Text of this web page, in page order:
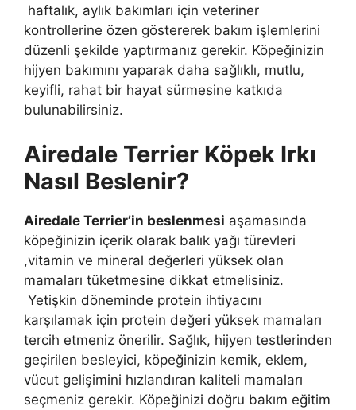
haftalık, aylık bakımları için veteriner
kontrollerine özen göstererek bakım işlemlerini
düzenli şekilde yaptırmanız gerekir. Köpeğinizin
hijyen bakımını yaparak daha sağlıklı, mutlu,
keyifli, rahat bir hayat sürmesine katkıda
bulunabilirsiniz.
Airedale Terrier Köpek Irkı
Nasıl Beslenir?
Airedale Terrier’in beslenmesi aşamasında
köpeğinizin içerik olarak balık yağı türevleri
,vitamin ve mineral değerleri yüksek olan
mamaları tüketmesine dikkat etmelisiniz.
Yetişkin döneminde protein ihtiyacını
karşılamak için protein değeri yüksek mamaları
tercih etmeniz önerilir. Sağlık, hijyen testlerinden
geçirilen besleyici, köpeğinizin kemik, eklem,
vücut gelişimini hızlandıran kaliteli mamaları
seçmeniz gerekir. Köpeğinizi doğru bakım eğitim